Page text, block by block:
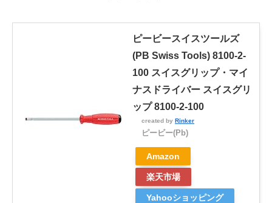
ピービースイスツールズ
(PB Swiss Tools) 8100-2-
100 スイスグリップ・マイ
ナスドライバー スイスグリ
ップ 8100-2-100
created by Rinker
ピービー(Pb)
Amazon
楽天市場
Yahooショッピング